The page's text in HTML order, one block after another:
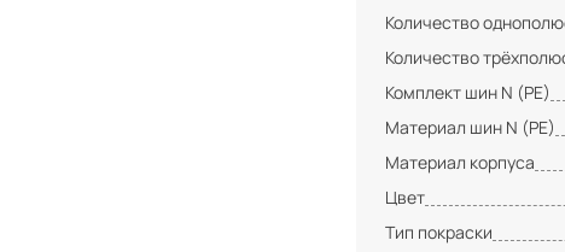
Количество
Количество
Комплект шин N (PE)
Материал шин N (PE)
Материал корпуса
Цвет
Тип покраски